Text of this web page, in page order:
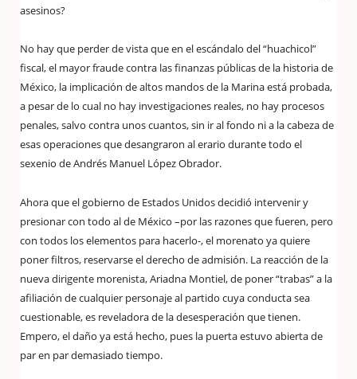
asesinos?
No hay que perder de vista que en el escándalo del “huachicol”
fiscal, el mayor fraude contra las finanzas públicas de la historia de
México, la implicación de altos mandos de la Marina está probada,
a pesar de lo cual no hay investigaciones reales, no hay procesos
penales, salvo contra unos cuantos, sin ir al fondo ni a la cabeza de
esas operaciones que desangraron al erario durante todo el
sexenio de Andrés Manuel López Obrador.
Ahora que el gobierno de Estados Unidos decidió intervenir y
presionar con todo al de México –por las razones que fueren, pero
con todos los elementos para hacerlo-, el morenato ya quiere
poner filtros, reservarse el derecho de admisión. La reacción de la
nueva dirigente morenista, Ariadna Montiel, de poner “trabas” a la
afiliación de cualquier personaje al partido cuya conducta sea
cuestionable, es reveladora de la desesperación que tienen.
Empero, el daño ya está hecho, pues la puerta estuvo abierta de
par en par demasiado tiempo.